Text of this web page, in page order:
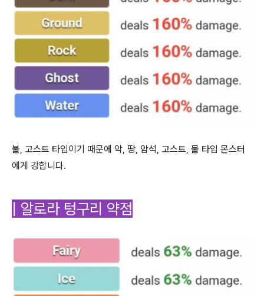
불, 고스트 타입이기 때문에 악, 땅, 암석, 고스트, 물 타입 몬스터
에게 강합니다.
| 알로라 텅구리 약점